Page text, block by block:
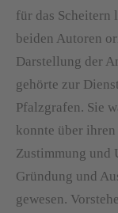
für das Scheitern
beiden Autoren
Darstellung der
gehörte zur
Pfalzgrafen. Sie
konnte über
Zustimmung und
Gründung und
gewesen.